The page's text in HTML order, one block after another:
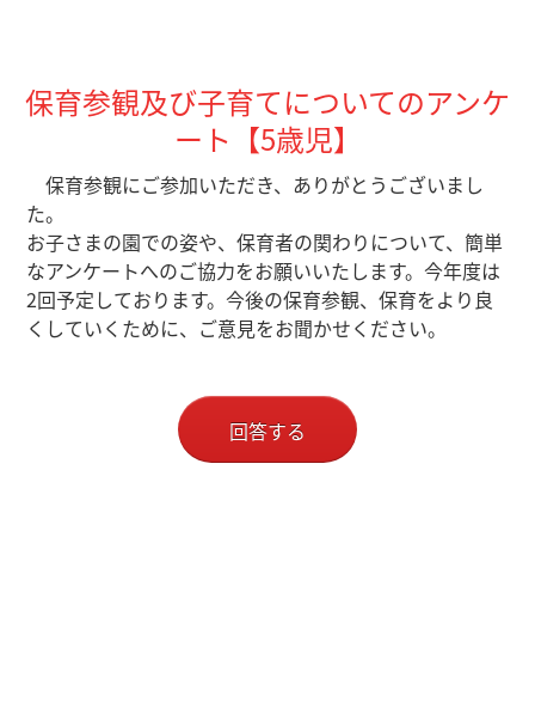
保育参観及び子育てについてのアンケ
ート【5歳児】
保育参観にご参加いただき、ありがとうございまし
た。
お子さまの園での姿や、保育者の関わりについて、簡単
なアンケートへのご協力をお願いいたします。今年度は
2回予定しております。今後の保育参観、保育をより良
くしていくために、ご意見をお聞かせください。
回答する